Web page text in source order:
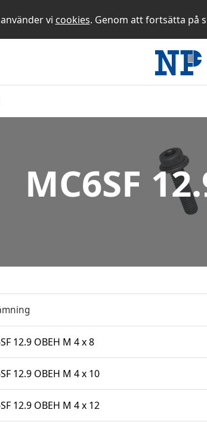
vi cookies. Genom att fortsätta på
MC6SF
12.9 OBEH M 4 x 8
12.9 OBEH M 4 x 10
12.9 OBEH M 4 x 12